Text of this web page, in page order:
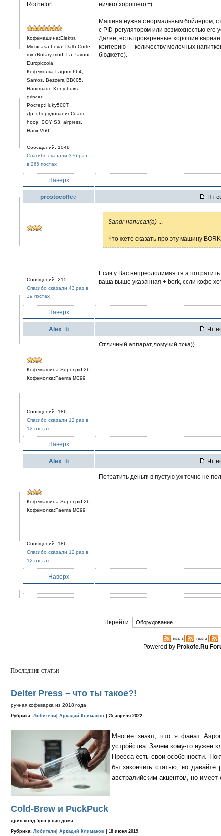
Rochefort
Кофемашина:Elektra
Microcasa Leva, Dalla Corte
mini Rotary mod, La Pavoni
Europiccola
Кофемолка:Lagom P64,
Santos, Bezzera BB005,
Handmade Kony burrs
grinder
Ростер:Huky500T
Др. оборудованиеCeado
hoop, SOY S3, airpress,
Hario V60
Сообщений: 1049
Спасибо сказали 376 раз
в 266 постах
ничего хорошего =(
Машина нужна с нормальным бойлером,
с PID-регулятором или возможностью его
Далее, есть проверенные хорошие
критерию — количеству молочных
бюджете).
Наверх
prostocoffee Пт
Сообщений: 215
Спасибо сказали 43 раз в
39 постах
Sandr написал(а)
Что жете сказать про эту машину
Если у Вас непреодолимая тяга
ваша выше указанная + bork, если кофе
Наверх
Alex_ti Чт
Кофемашина:Super pid 2b
Кофемолка:Faema MC99
Сообщений: 186
Спасибо сказали 12 раз в
12 постах
Отличный аппарат,ломучий тока))
Наверх
Alex_ti Чт
Кофемашина:Super pid 2b
Кофемолка:Faema MC99
Сообщений: 186
Спасибо сказали 12 раз в
12 постах
Потратить деньги в пустую уж точно не
Наверх
Перейти:
Powered byProkofe.Ru
Последние статьи
Delter Press – что ты такое?!
ручная кофеварка из 2018 года
Рубрика: Любители Аркадий Климанов | 25 апреля 2022
Многие знают, что я фанат
устройства. Зачем кому-то нужен
Пресса есть свои особенности.
бы закончить статью, но давайте
австралийским акцентом, но имеет
Cold-Brew и PuckPuck
дрип колд-брю у вас дома
Рубрика: Любители Аркадий Климанов | 18 июня 2019